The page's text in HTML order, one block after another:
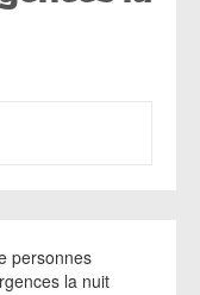
personnes
la nuit